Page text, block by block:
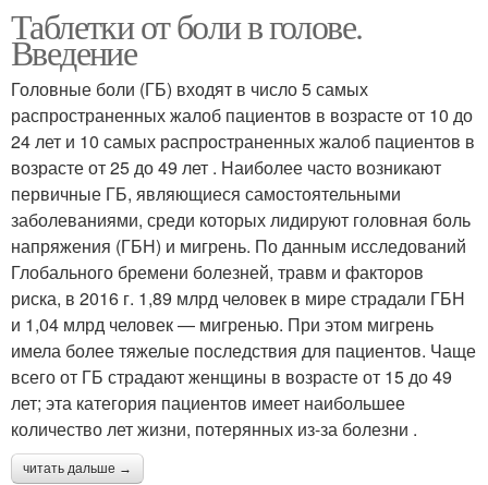
Таблетки от боли в голове.
Введение
Головные боли (ГБ) входят в число 5 самых
распространенных жалоб пациентов в возрасте от 10 до
24 лет и 10 самых распространенных жалоб пациентов в
возрасте от 25 до 49 лет . Наиболее часто возникают
первичные ГБ, являющиеся самостоятельными
заболеваниями, среди которых лидируют головная боль
напряжения (ГБН) и мигрень. По данным исследований
Глобального бремени болезней, травм и факторов
риска, в 2016 г. 1,89 млрд человек в мире страдали ГБН
и 1,04 млрд человек — мигренью. При этом мигрень
имела более тяжелые последствия для пациентов. Чаще
всего от ГБ страдают женщины в возрасте от 15 до 49
лет; эта категория пациентов имеет наибольшее
количество лет жизни, потерянных из-за болезни .
читать дальше →